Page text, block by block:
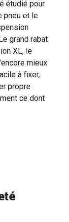
étudié pour
pneu et le
grand rabat
XL, le
mieux
à fixer,
propre
ce dont